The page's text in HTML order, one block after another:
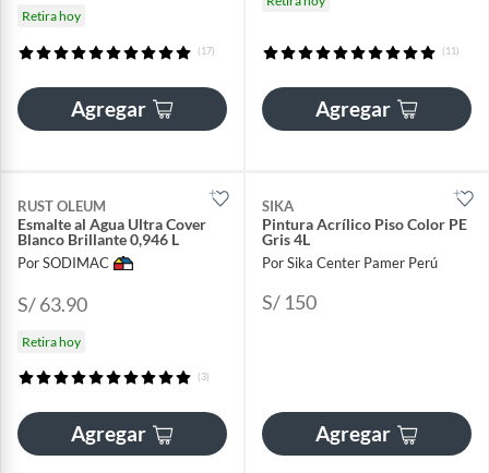
Retira hoy
(17)
Agregar
(11)
Agregar
RUST OLEUM
Esmalte al Agua Ultra Cover
Blanco Brillante 0,946 L
Por SODIMAC
S/ 63.90
Retira hoy
(3)
Agregar
SIKA
Pintura Acrílico Piso Color PE
Gris 4L
Por Sika Center Pamer Perú
S/ 150
Agregar